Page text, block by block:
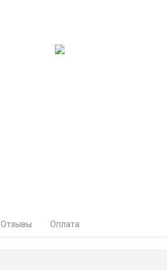
Отзывы Оплата